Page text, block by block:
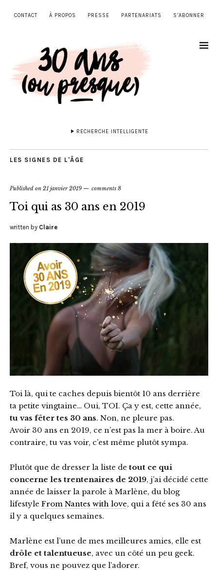
CONTACT À PROPOS PRESSE PARTENARIATS S’ABONNER
RECHERCHE INTELLIGENTE
LES SIGNES DE L'ÂGE
Published on 21 janvier 2019 comments 8
Toi qui as 30 ans en 2019
written by Claire
Toi là, qui te caches depuis bientôt 10 ans derrière
ta petite vingtaine… Oui, TOI. Ça y est, cette année,
tu vas fêter tes 30 ans. Non, ne pleure pas.
Avoir 30 ans en 2019, ce n’est pas la mer à boire. Au
contraire, tu vas voir, c’est même plutôt sympa.
Plutôt que de dresser la liste de tout ce qui
concerne les trentenaires de 2019, j’ai décidé cette
année de laisser la parole à Marlène, du blog
lifestyle From Nantes with love, qui a fêté ses 30 ans
il y a quelques semaines.
Marlène est l’une de mes meilleures amies, elle est
drôle et talentueuse, avec un côté un peu geek.
Bref, vous ne pouvez que l’adorer.